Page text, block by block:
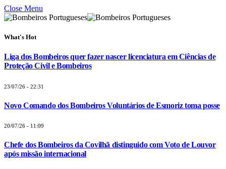
Close Menu
What's Hot
Liga dos Bombeiros quer fazer nascer licenciatura em Ciências de
Proteção Civil e Bombeiros
23/07/26 - 22:31
Novo Comando dos Bombeiros Voluntários de Esmoriz toma posse
20/07/26 - 11:09
Chefe dos Bombeiros da Covilhã distinguido com Voto de Louvor
após missão internacional